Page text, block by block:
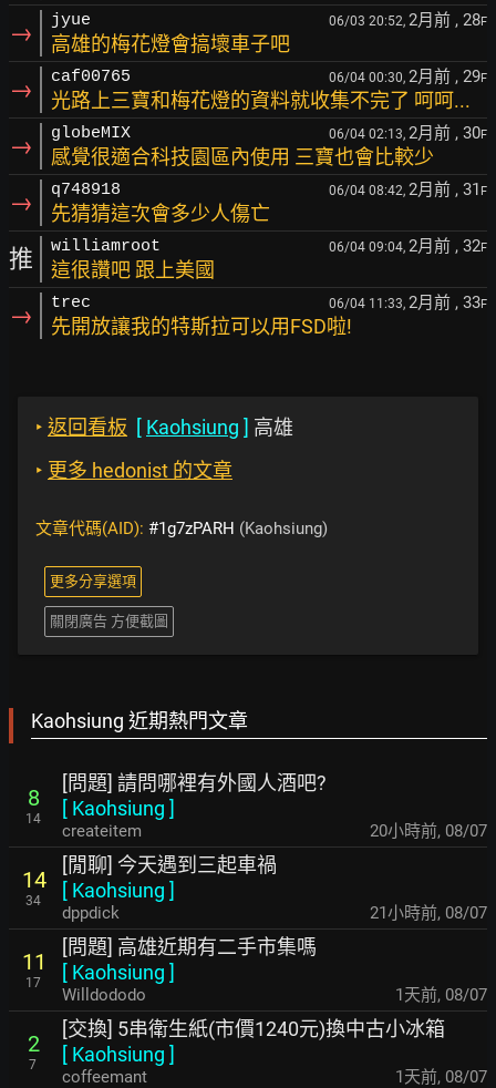
→ jyue 06/03 20:52, 2月前 , 28F
高雄的梅花燈會搞壞車子吧
→ caf00765 06/04 00:30, 2月前 , 29F
光路上三寶和梅花燈的資料就收集不完了 呵呵...
→ globeMIX 06/04 02:13, 2月前 , 30F
感覺很適合科技園區內使用 三寶也會比較少
→ q748918 06/04 08:42, 2月前 , 31 F
先猜猜這次會多少人傷亡
推 williamroot 06/04 09:04, 2月前 , 32F
這很讚吧 跟上美國
→ trec 06/04 11:33, 2月前 , 33F
先開放讓我的特斯拉可以用FSD啦!
‣ 返回看板 [ Kaohsiung ] 高雄
‣ 更多 hedonist 的文章
文章代碼(AID): #1g7zPARH (Kaohsiung)
更多分享選項
關閉廣告 方便截圖
Kaohsiung 近期熱門文章
8
14
[問題] 請問哪裡有外國人酒吧?
[ Kaohsiung ]
createitem 20小時前, 08/07
14
34
[閒聊] 今天遇到三起車禍
[ Kaohsiung ]
dppdick 21小時前, 08/07
11
17
[問題] 高雄近期有二手市集嗎
[ Kaohsiung ]
Willdododo 1天前, 08/07
2
7
[交換] 5串衛生紙(市價1240元)換中古小冰箱
[ Kaohsiung ]
coffeemant 1天前, 08/07